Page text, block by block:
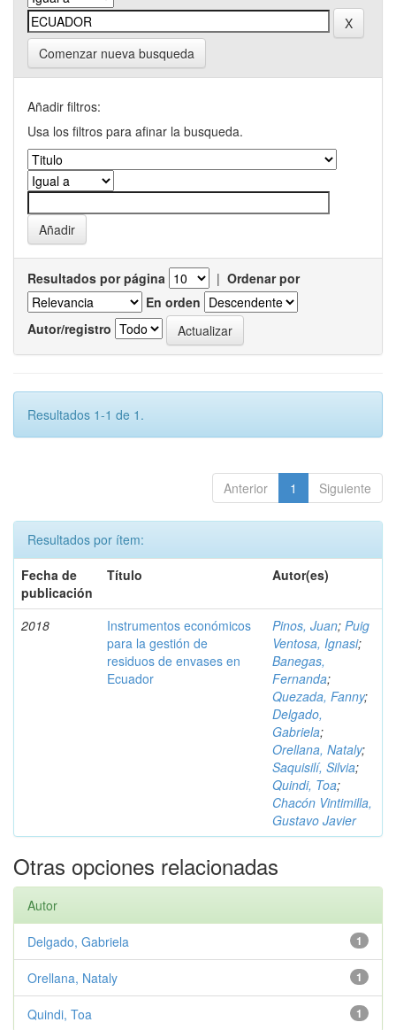
Comenzar nueva busqueda
Añadir filtros:
Usa los filtros para afinar la busqueda.
Resultados por página | Ordenar por
En orden
Autor/registro
Resultados 1-1 de 1.
Anterior 1 Siguiente
Resultados por ítem:
Fecha de
publicación
Título Autor(es)
2018
Instrumentos económicos
para la gestión de
residuos de envases en
Ecuador
Pinos, Juan; Puig
Ventosa, Ignasi;
Banegas,
Fernanda;
Quezada, Fanny;
Delgado,
Gabriela;
Orellana, Nataly;
Saquisilí, Silvia;
Quindi, Toa;
Chacón Vintimilla,
Gustavo Javier
Otras opciones relacionadas
Autor
1
Delgado, Gabriela
1
Orellana, Nataly
1
Quindi, Toa